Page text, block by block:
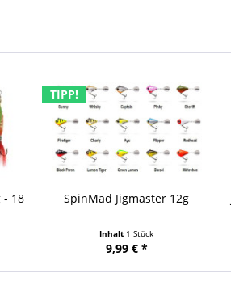
- 18
TIPP!
SpinMad Jigmaster 12g
Inhalt 1 Stück
9,99 € *